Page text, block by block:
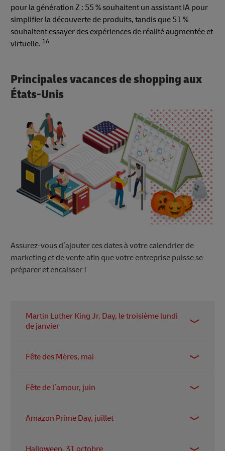
pour la génération Z : 55 % souhaitent un assistant IA pour
simplifier la découverte de produits, tandis que 51 %
souhaitent essayer des expériences de réalité augmentée et
virtuelle. 16
Principales vacances de shopping aux
États-Unis
Assurez-vous d’ajouter ces dates à votre calendrier de
marketing et de vente afin que votre entreprise puisse se
préparer et encaisser !
Martin Luther King Jr. Day, le troisième lundi
de janvier
détaillants organisent des soldes pour écouler les
Fête des Mères, mai
mères et de les gâter avec des fleurs, des chocolats
Fête de l’amour, juin
propre journée en juin.
Amazon Prime Day, juillet